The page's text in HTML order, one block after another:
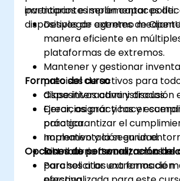
inventarios e implementar
dispositivos de extremo
participantes serán capaces de:
Desplegar agentes de
manera eficiente en
plataformas de extremos.
Mantener y gestionar
precisos de activos para
dispositivos administrados.
Crear, asignar y hacer
para garantizar el
normativo y la seguridad.
Distribuir software,
parches a los extremos de
Formato del curso
Clase interactiva y discusión
Ejercicios prácticos y
práctica.
Implementación en un
laboratorio con extremos
Opciones de personalización del
Para solicitar una formación